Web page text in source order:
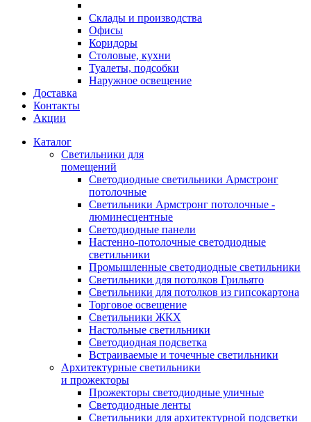
Склады и производства
Офисы
Коридоры
Столовые, кухни
Туалеты, подсобки
Наружное освещение
Доставка
Контакты
Акции
Каталог
Светильники для
помещений
Светодиодные светильники Армстронг
потолочные
Светильники Армстронг потолочные -
люминесцентные
Светодиодные панели
Настенно-потолочные светодиодные
светильники
Промышленные светодиодные светильники
Светильники для потолков Грильято
Светильники для потолков из гипсокартона
Торговое освещение
Светильники ЖКХ
Настольные светильники
Светодиодная подсветка
Встраиваемые и точечные светильники
Архитектурные светильники
и прожекторы
Прожекторы светодиодные уличные
Светодиодные ленты
Светильники для архитектурной подсветки